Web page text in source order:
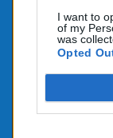
I want to
of my
was
Opted